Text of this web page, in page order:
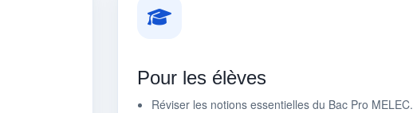
Pour les élèves
Réviser les notions essentielles du Bac Pro MELEC.